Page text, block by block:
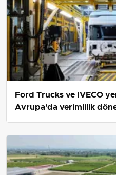
Ford Trucks ve IVECO
Avrupa'da verimlilik